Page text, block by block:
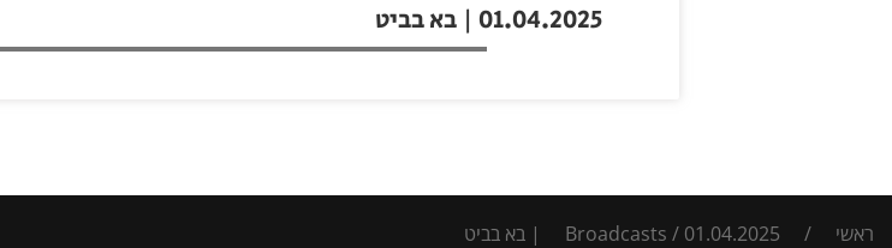
01.04.2025 | בא בביט
ראשי /
Broadcasts / 01.04.2025 | בא בביט